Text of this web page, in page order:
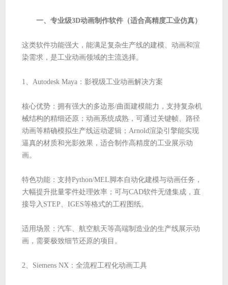
一、专业级3D动画制作软件（适合高精度工业仿真）
这类软件功能强大，能满足复杂生产线的建模、动画和渲
染需求，是工业动画领域的主流选择。
1、Autodesk Maya：影视级工业动画解决方案
核心优势：拥有强大的多边形/曲面建模能力，支持复杂机
械结构的精细还原；动画系统成熟，可通过关键帧、路径
动画等精确模拟生产线运动逻辑；Arnold渲染引擎能实现
逼真的材质和光影效果，适合制作高精度的工业展示动
画。
特色功能：支持Python/MEL脚本自动化建模与动画任务，
大幅提升批量零件处理效率；可与CAD软件无缝集成，直
接导入STEP、IGES等格式的工程图纸。
适用场景：汽车、航空航天等高端制造业的生产线展示动
画，需要极致细节还原的项目。
2、Siemens NX：全流程工程化动画工具